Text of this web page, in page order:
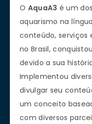
O AquaA3 é um
aquarismo na
conteúdo, serviços
no Brasil,
devido a sua
Implementou
divulgar seu
um conceito
com diversos